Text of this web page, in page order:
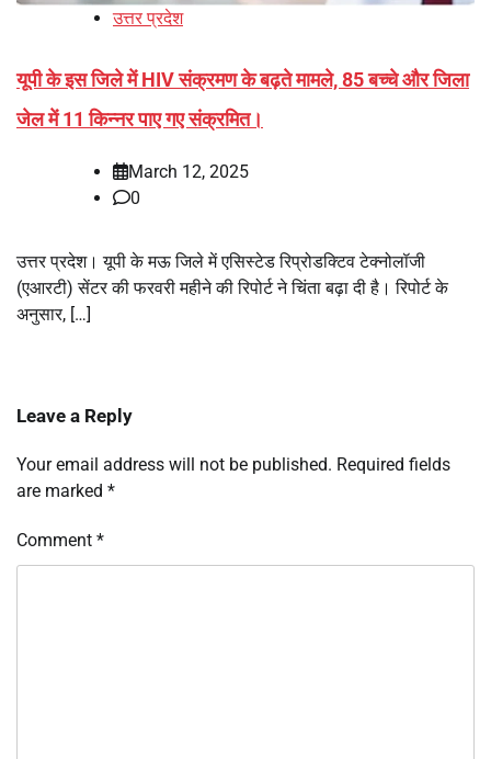
उत्तर प्रदेश
यूपी के इस जिले में HIV संक्रमण के बढ़ते मामले, 85 बच्चे और जिला
जेल में 11 किन्नर पाए गए संक्रमित।
March 12, 2025
0
उत्तर प्रदेश। यूपी के मऊ जिले में एसिस्टेड रिप्रोडक्टिव टेक्नोलॉजी
(एआरटी) सेंटर की फरवरी महीने की रिपोर्ट ने चिंता बढ़ा दी है। रिपोर्ट के
अनुसार, […]
Leave a Reply
Your email address will not be published. Required fields
are marked *
Comment *